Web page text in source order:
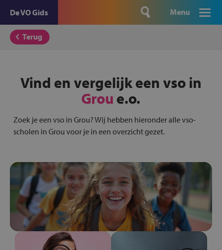
De VO Gids Menu
Terug
Vind en vergelijk een vso in
Grou e.o.
Zoek je een vso in Grou? Wij hebben hieronder alle vso-
scholen in Grou voor je in een overzicht gezet.